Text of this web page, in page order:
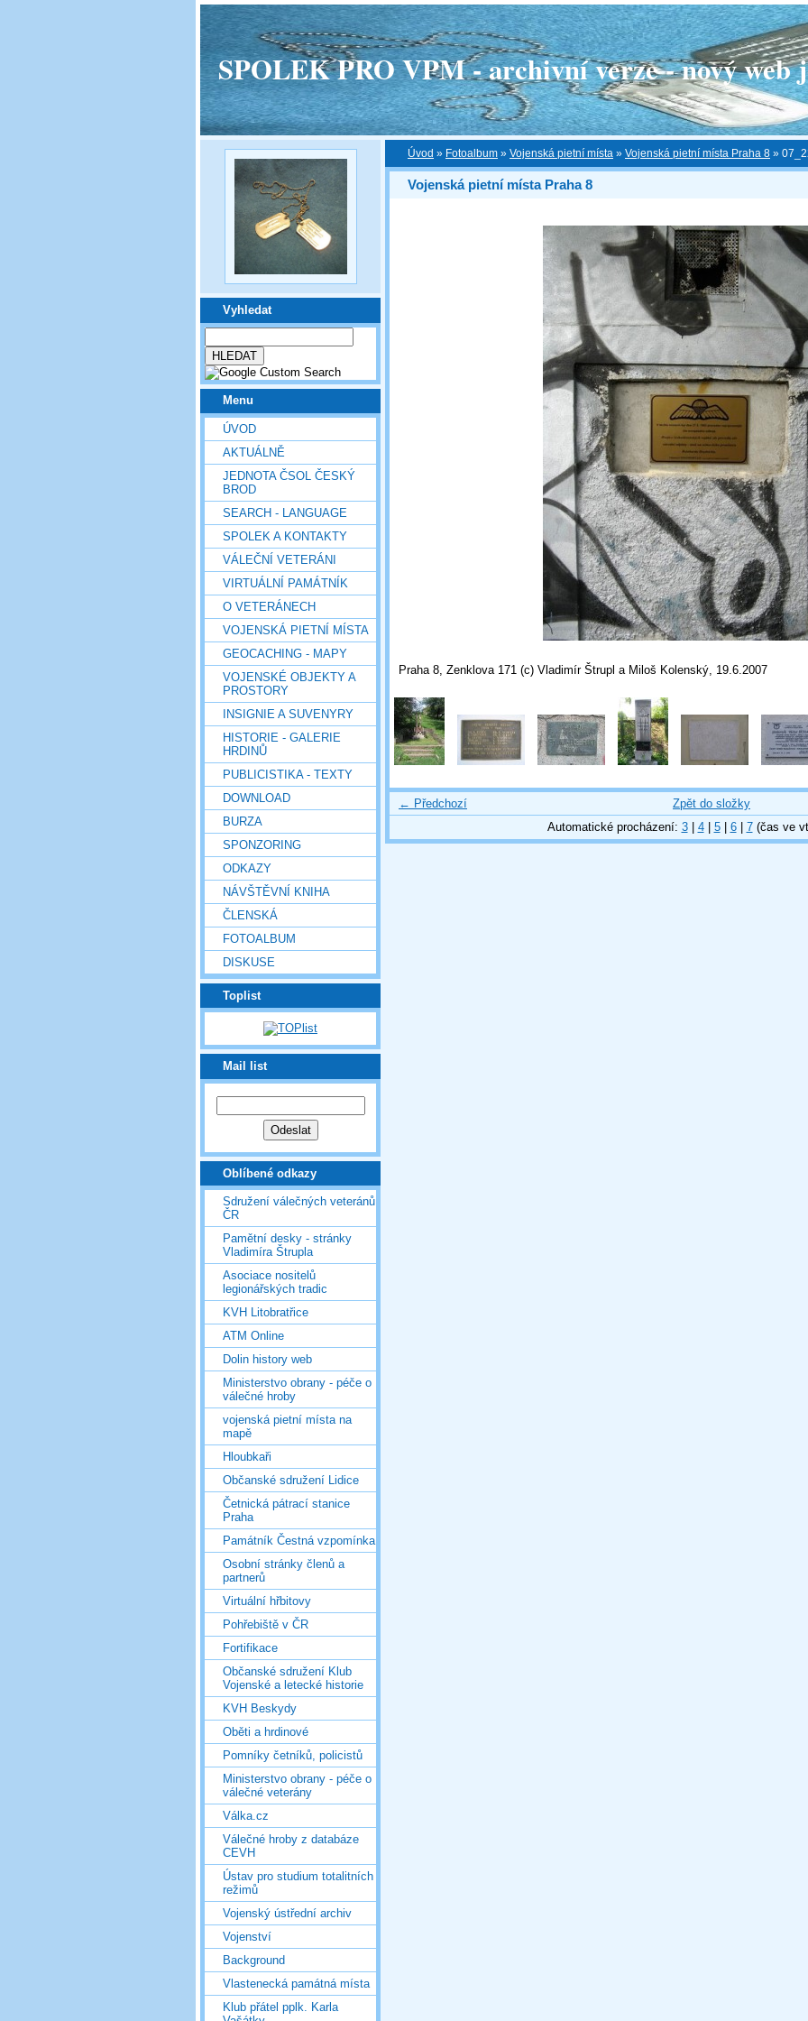
SPOLEK PRO VPM - archivní verze - nový web
Vyhledat
Menu
ÚVOD
AKTUÁLNĚ
JEDNOTA ČSOL ČESKÝ
BROD
SEARCH - LANGUAGE
SPOLEK A KONTAKTY
VÁLEČNÍ VETERÁNI
VIRTUÁLNÍ PAMÁTNÍK
O VETERÁNECH
VOJENSKÁ PIETNÍ MÍSTA
GEOCACHING - MAPY
VOJENSKÉ OBJEKTY A
PROSTORY
INSIGNIE A SUVENYRY
HISTORIE - GALERIE
HRDINŮ
PUBLICISTIKA - TEXTY
DOWNLOAD
BURZA
SPONZORING
ODKAZY
NÁVŠTĚVNÍ KNIHA
ČLENSKÁ
FOTOALBUM
DISKUSE
Toplist
Mail list
Oblíbené odkazy
Sdružení válečných veteránů
ČR
Pamětní desky - stránky
Vladimíra Štrupla
Asociace nositelů
legionářských tradic
KVH Litobratřice
ATM Online
Dolin history web
Ministerstvo obrany - péče o
válečné hroby
vojenská pietní místa na
mapě
Hloubkaři
Občanské sdružení Lidice
Četnická pátrací stanice
Praha
Památník Čestná vzpomínka
Osobní stránky členů a
partnerů
Virtuální hřbitovy
Pohřebiště v ČR
Fortifikace
Občanské sdružení Klub
Vojenské a letecké historie
KVH Beskydy
Oběti a hrdinové
Pomníky četníků, policistů
Ministerstvo obrany - péče o
válečné veterány
Válka.cz
Válečné hroby z databáze
CEVH
Ústav pro studium totalitních
režimů
Vojenský ústřední archiv
Vojenství
Background
Vlastenecká památná místa
Klub přátel pplk. Karla
Úvod » Fotoalbum » Vojenská pietní místa » Vojenská pietní místa Praha 8 »
Vojenská pietní místa Praha 8
Praha 8, Zenklova 171 (c) Vladimír Štrupl a Miloš Kolenský, 19.6.2007
← Předchozí
Zpět do složky
Automatické procházení: 3| 4| 5| 6| 7(čas ve